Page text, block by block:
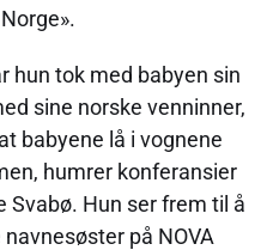
hun tok med babyen sin
sine norske venninner,
babyene lå i vognene
humrer konferansier
Svabø. Hun ser frem til å
på NOVA